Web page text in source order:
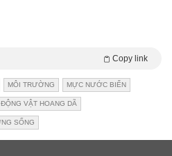
Copy link
MÔI TRƯỜNG MỰC NƯỚC BIỂN
ĐỘNG VẬT HOANG DÃ
SỐNG